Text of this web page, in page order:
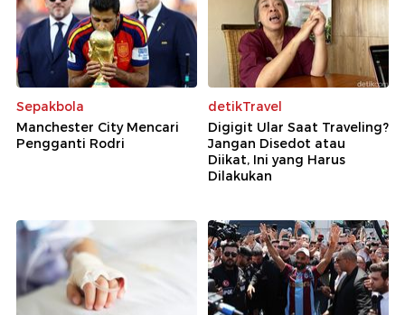
Sepakbola
Manchester City Mencari
Pengganti Rodri
detikTravel
Digigit Ular Saat Traveling?
Jangan Disedot atau
Diikat, Ini yang Harus
Dilakukan